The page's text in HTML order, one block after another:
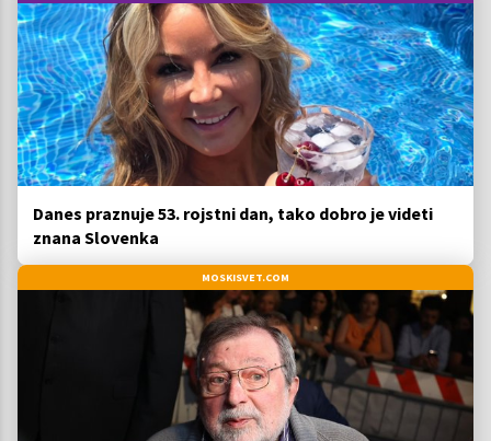
Danes praznuje 53. rojstni dan, tako dobro je videti
znana Slovenka
MOSKISVET.COM